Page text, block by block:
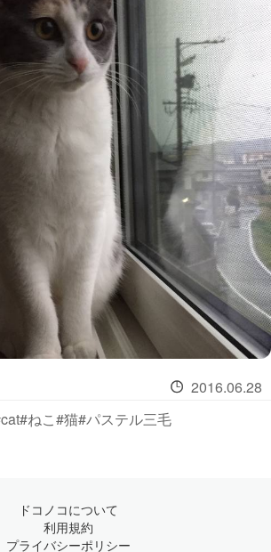
2016.06.28
ねこ#猫#パステル三毛
ドコノコについて
利用規約
プライバシーポリシー